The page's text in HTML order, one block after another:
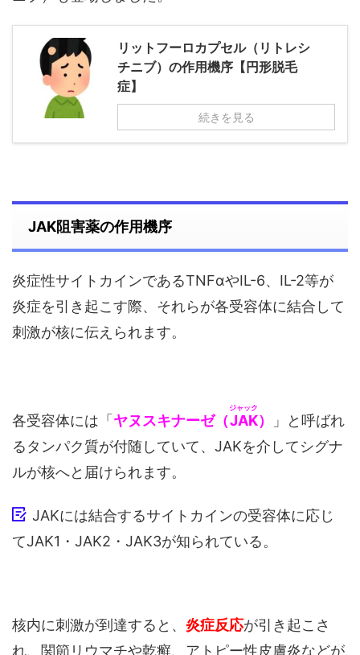
リットフーロカプセル（リトレシ
チニブ）の作用機序【円形脱毛
症】
続きを見る
JAK阻害薬の作用機序
炎症性サイトカインであるTNFαやIL-6、IL-2等が
炎症を引き起こす際、それらが各受容体に結合して
刺激が核に伝えられます。
各受容体には「 ヤヌスキナーゼ（JAK
ジャック
）
」と呼ばれ
るタンパク質が付随していて、JAKを介してシグナ
ルが核へと届けられます。
JAKには結合するサイトカインの受容体に応じ
てJAK1・JAK2・JAK3が知られている。
核内に刺激が到達すると、 炎症反応が引き起こさ
れ、関節リウマチや乾癬、アトピー性皮膚炎などが